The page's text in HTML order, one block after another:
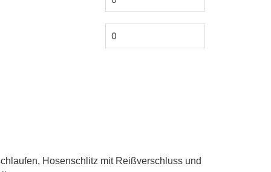
Hosenschlitz mit Reißverschluss und